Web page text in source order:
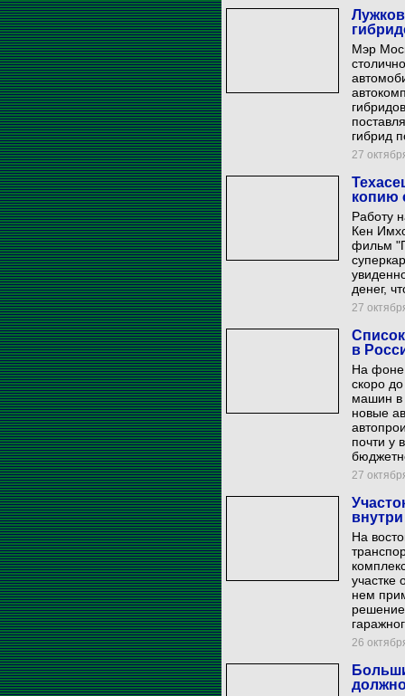
Мэр
гибрид
27
копию
Работу
Кен
фильм
денег,
27
в
На фоне
скоро
машин в
новые
почти у
27
На
участке
нем
решение
26